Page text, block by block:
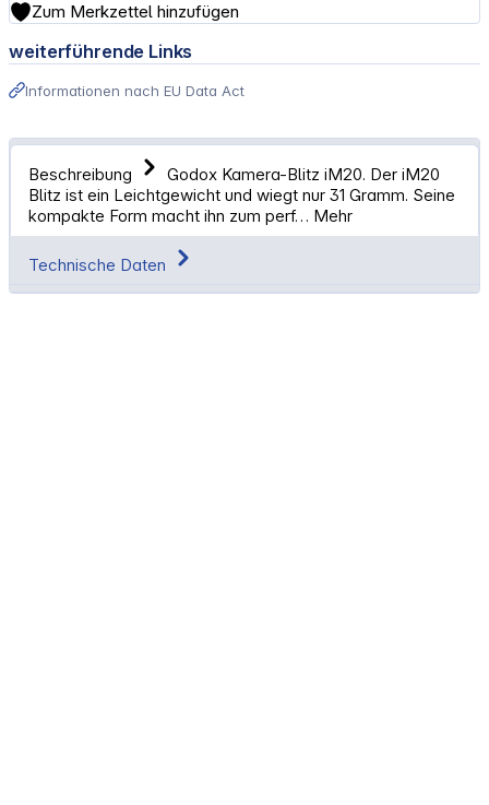
Zum Merkzettel hinzufügen
weiterführende Links
Informationen nach EU Data Act
Beschreibung
Godox Kamera-Blitz iM20. Der iM20
Blitz ist ein Leichtgewicht und wiegt nur 31 Gramm. Seine
kompakte Form macht ihn zum perf… Mehr
Technische Daten